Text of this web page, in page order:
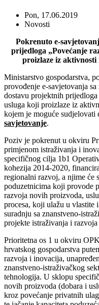
Pon, 17.06.2019
Novosti
Pokrenuto e-
prijedloga „Povećanje
proizlaze iz
Ministarstvo gospodarstva,
provođenje e-savjetovanja
dostavu projektnih
usluga koji proizlaze iz
kojem je moguće sudjelovati
savjetovanje.
Poziv je pokrenut u okviru
primjenom istraživanja i
specifičnog cilja 1b1
kohezija 2014-2020,
regionalni razvoj, a njime će
poduzetnicima koji provode
razvoja novih proizvoda,
procesa, koji ulažu u vlastite
suradnju sa znanstveno-
projekte istraživanja i
Prioritetna os 1 u okviru
hrvatskog gospodarstva
razvoja i inovacija,
znanstveno-istraživačkog
tehnologija. U sklopu
novih proizvoda (dobara i
kroz povećanje privatnih